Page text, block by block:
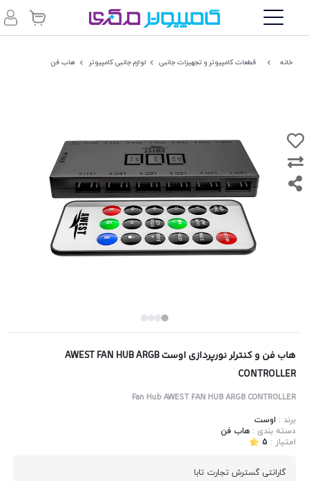
خانه قطعات کامپیوتر و تجهیزات جانبی لوازم جانبی کامپیوتر هاب فن
هاب فن و کنترلر نورپردازی اوست AWEST FAN HUB ARGB
CONTROLLER
Fan Hub AWEST FAN HUB ARGB CONTROLLER
برند : اوست
دسته بندی :هاب فن
امتیاز : 5
گارانتی گسترش تجارت تابا